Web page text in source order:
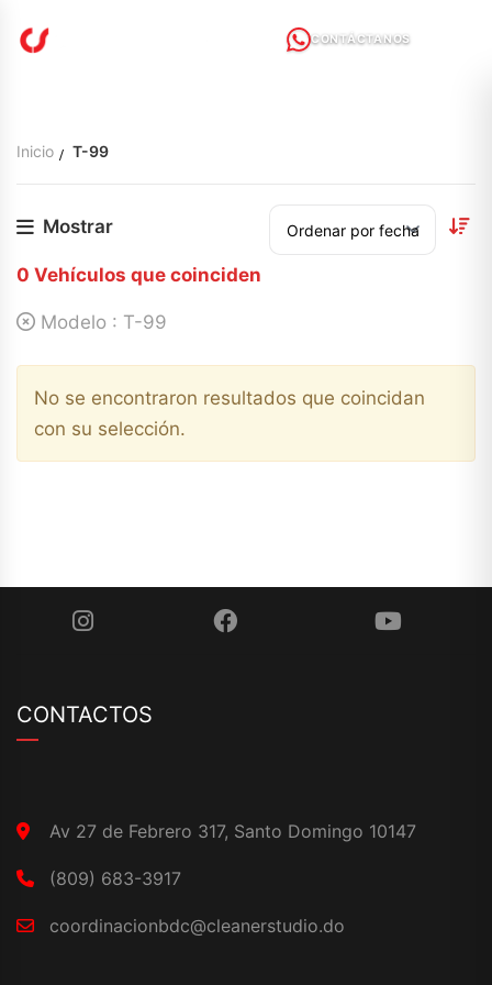
CONTÁCTANOS
Inicio T-99
Mostrar
0 Vehículos que coinciden
Modelo : T-99
No se encontraron resultados que coincidan
con su selección.
CONTACTOS
Av 27 de Febrero 317, Santo Domingo 10147
(809) 683-3917
coordinacionbdc@cleanerstudio.do